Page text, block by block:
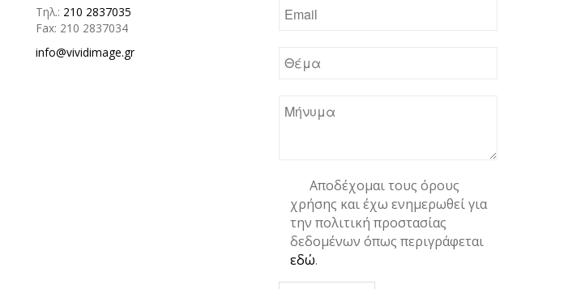
Τηλ.: 210 2837035
Fax: 210 2837034
info@vividimage.gr
Αποδέχομαι τους όρους
χρήσης και έχω ενημερωθεί για
την πολιτική προστασίας
δεδομένων όπως περιγράφεται
εδώ.